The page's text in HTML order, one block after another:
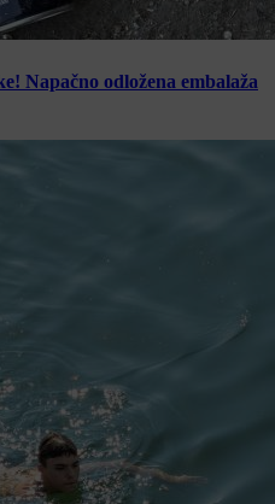
Napačno odložena embalaža